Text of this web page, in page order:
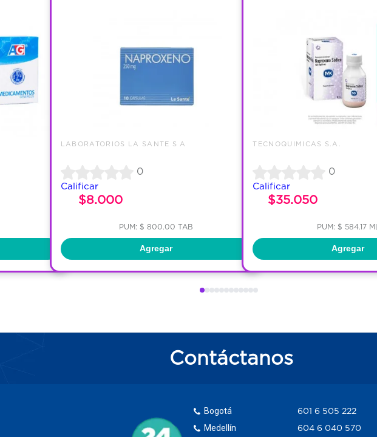
LABORATORIOS LA SANTE S A
0
Calificar
$8.000
PUM: $ 800.00 TAB
Agregar
TECNOQUIMICAS S.A.
0
Calificar
$35.050
PUM: $ 584.17 ML
Agregar
Contáctanos
Bogotá
Medellín
601 6 505 222
604 6 040 570